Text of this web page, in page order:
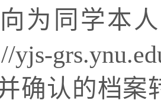
为同学本
yjs-
确认的档案